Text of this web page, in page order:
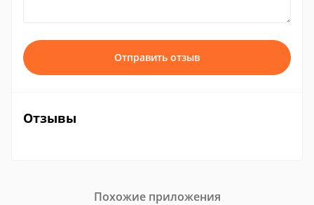
Отправить отзыв
Отзывы
Похожие приложения